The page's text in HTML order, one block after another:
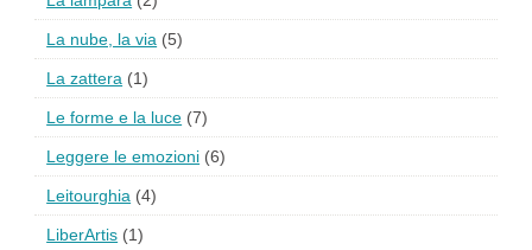
La nube, la via (5)
La zattera (1)
Le forme e la luce (7)
Leggere le emozioni (6)
Leitourghia (4)
LiberArtis (1)